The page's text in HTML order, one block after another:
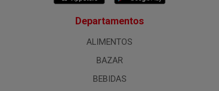
Departamentos
ALIMENTOS
BAZAR
BEBIDAS